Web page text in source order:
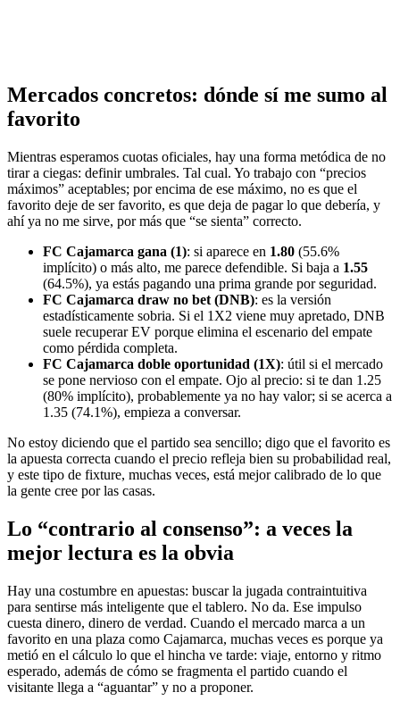
Mercados concretos: dónde sí me sumo al
favorito
Mientras esperamos cuotas oficiales, hay una forma metódica de no
tirar a ciegas: definir umbrales. Tal cual. Yo trabajo con “precios
máximos” aceptables; por encima de ese máximo, no es que el
favorito deje de ser favorito, es que deja de pagar lo que debería, y
ahí ya no me sirve, por más que “se sienta” correcto.
FC Cajamarca gana (1): si aparece en 1.80 (55.6%
implícito) o más alto, me parece defendible. Si baja a 1.55
(64.5%), ya estás pagando una prima grande por seguridad.
FC Cajamarca draw no bet (DNB): es la versión
estadísticamente sobria. Si el 1X2 viene muy apretado, DNB
suele recuperar EV porque elimina el escenario del empate
como pérdida completa.
FC Cajamarca doble oportunidad (1X): útil si el mercado
se pone nervioso con el empate. Ojo al precio: si te dan 1.25
(80% implícito), probablemente ya no hay valor; si se acerca a
1.35 (74.1%), empieza a conversar.
No estoy diciendo que el partido sea sencillo; digo que el favorito es
la apuesta correcta cuando el precio refleja bien su probabilidad real,
y este tipo de fixture, muchas veces, está mejor calibrado de lo que
la gente cree por las casas.
Lo “contrario al consenso”: a veces la
mejor lectura es la obvia
Hay una costumbre en apuestas: buscar la jugada contraintuitiva
para sentirse más inteligente que el tablero. No da. Ese impulso
cuesta dinero, dinero de verdad. Cuando el mercado marca a un
favorito en una plaza como Cajamarca, muchas veces es porque ya
metió en el cálculo lo que el hincha ve tarde: viaje, entorno y ritmo
esperado, además de cómo se fragmenta el partido cuando el
visitante llega a “aguantar” y no a proponer.